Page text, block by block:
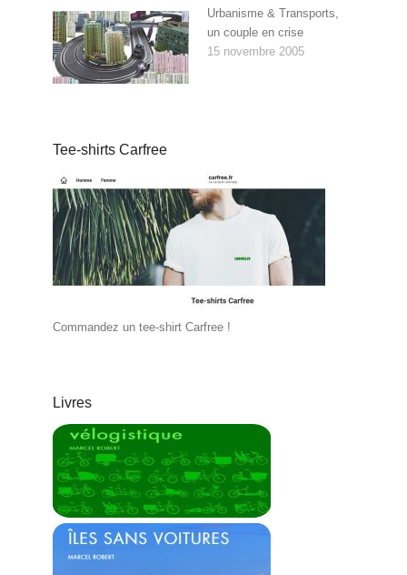
Urbanisme & Transports,
un couple en crise
15 novembre 2005
Tee-shirts Carfree
Commandez un tee-shirt Carfree !
Livres